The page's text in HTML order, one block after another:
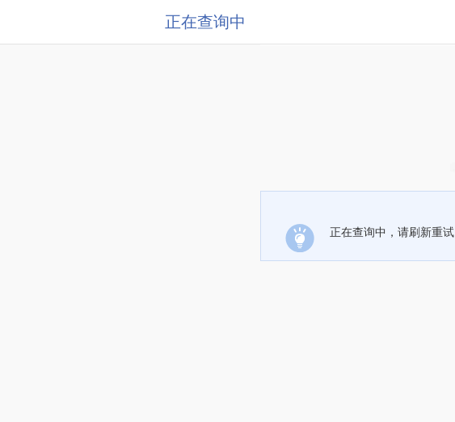
正在查询中
正在查询中，请刷新重试